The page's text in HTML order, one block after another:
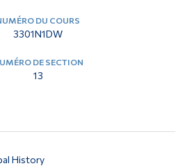
3301N1DW
13
History